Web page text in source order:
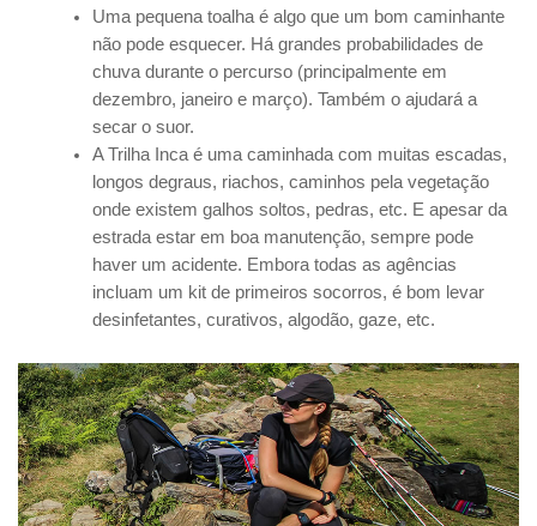
Uma pequena toalha é algo que um bom caminhante
não pode esquecer. Há grandes probabilidades de
chuva durante o percurso (principalmente em
dezembro, janeiro e março). Também o ajudará a
secar o suor.
A Trilha Inca é uma caminhada com muitas escadas,
longos degraus, riachos, caminhos pela vegetação
onde existem galhos soltos, pedras, etc. E apesar da
estrada estar em boa manutenção, sempre pode
haver um acidente. Embora todas as agências
incluam um kit de primeiros socorros, é bom levar
desinfetantes, curativos, algodão, gaze, etc.